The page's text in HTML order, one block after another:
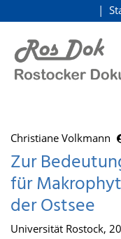
zum Inhalt
Christiane Volkmann
Zur
für
der Ostsee
Universität Rostock,